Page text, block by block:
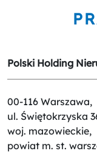
Polski Holding
00-116 Warszawa,
ul. Świętokrzyska
woj. mazowieckie,
powiat m. st.